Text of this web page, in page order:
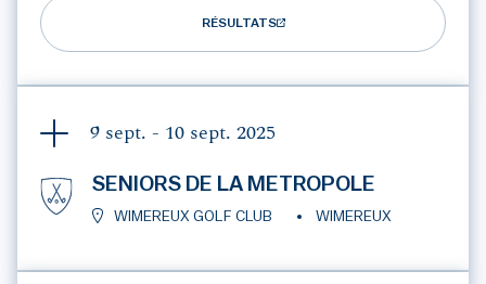
RÉSULTATS
9 sept. - 10 sept. 2025
SENIORS DE LA METROPOLE
WIMEREUX GOLF CLUB WIMEREUX